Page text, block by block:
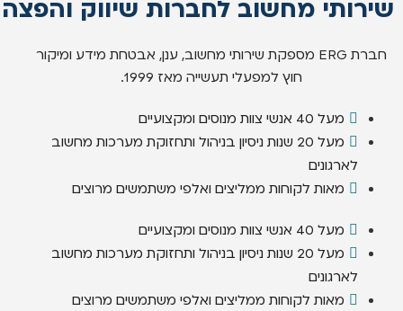
שירותי מחשוב לחברות שיווק והפצה
חברת ERG מספקת שירותי מחשוב, ענן, אבטחת מידע ומיקור
חוץ למפעלי תעשייה מאז 1999.
מעל 40 אנשי צוות מנוסים ומקצועיים
מעל 20 שנות ניסיון בניהול ותחזוקת מערכות מחשוב
לארגונים
מאות לקוחות ממליצים ואלפי משתמשים מרוצים
מעל 40 אנשי צוות מנוסים ומקצועיים
מעל 20 שנות ניסיון בניהול ותחזוקת מערכות מחשוב
לארגונים
מאות לקוחות ממליצים ואלפי משתמשים מרוצים